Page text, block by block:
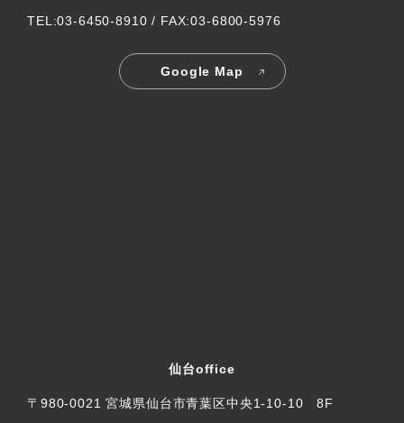
TEL:03-6450-8910 / FAX:03-6800-5976
Google Map
仙台office
〒980-0021 宮城県仙台市青葉区中央1-10-10 8F